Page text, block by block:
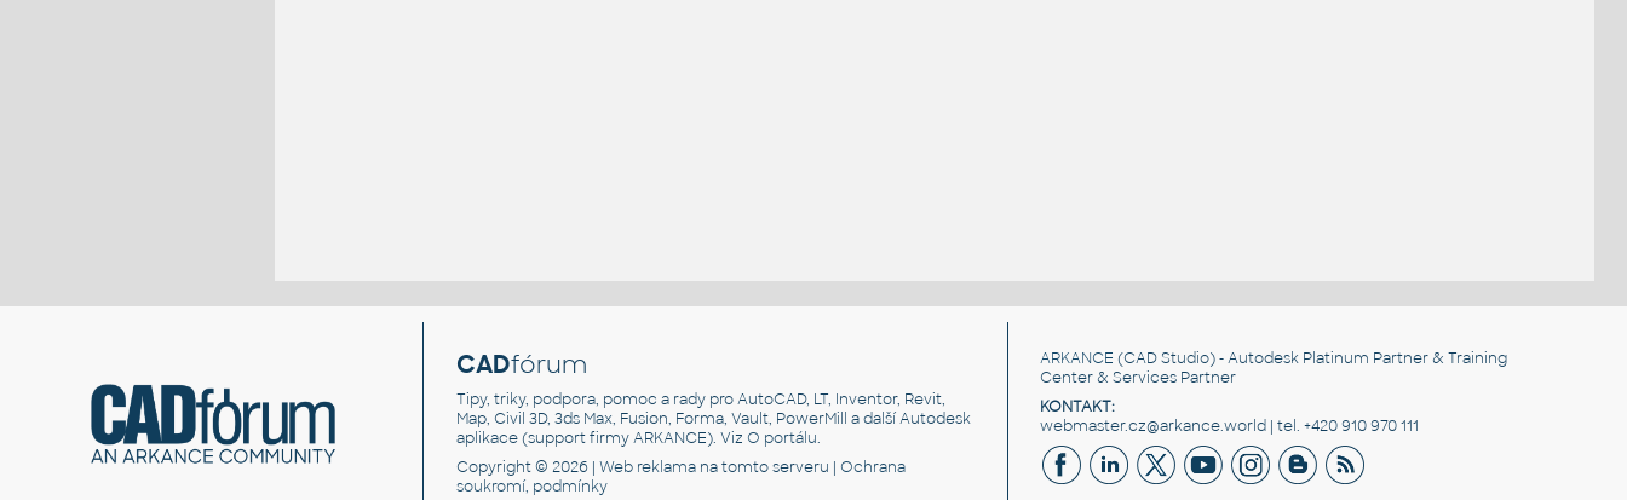
CADfórum
Tipy, triky, podpora, pomoc a rady pro AutoCAD, LT, Inventor, Revit,
Map, Civil 3D, 3ds Max, Fusion, Forma, Vault, PowerMill a další Autodesk
aplikace (support firmy ARKANCE). VizO portálu.
Copyright © 2026 |Web reklama na tomto serveru |Ochrana
soukromí, podmínky
ARKANCE (CAD Studio) - Autodesk Platinum Partner & Training
Center & Services Partner
KONTAKT:
webmaster.cz@arkance.world | tel. +420 910 970 111